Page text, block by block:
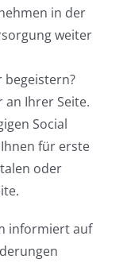
in der
weiter
Ihrer Seite.
Social
für erste
oder
informiert auf